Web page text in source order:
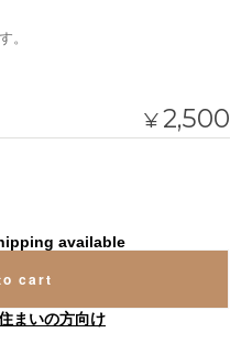
。
¥2,500
available
cart
まいの方向け